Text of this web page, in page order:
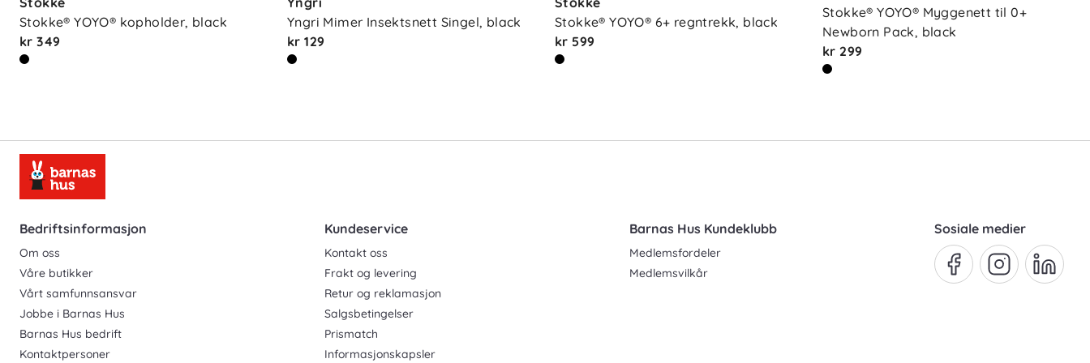
Stokke® YOYO® kopholder, black
kr 349
Yngri Mimer Insektsnett Singel, black
kr 129
Stokke® YOYO® 6+ regntrekk, black
kr 599
Stokke® YOYO® Myggenett til 0+
Newborn Pack, black
kr 299
Bedriftsinformasjon
Om oss
Våre butikker
Vårt samfunnsansvar
Jobbe i Barnas Hus
Barnas Hus bedrift
Kontaktpersoner
Kundeservice
Kontakt oss
Frakt og levering
Retur og reklamasjon
Salgsbetingelser
Prismatch
Informasjonskapsler
Barnas Hus Kundeklubb
Medlemsfordeler
Medlemsvilkår
Sosiale medier